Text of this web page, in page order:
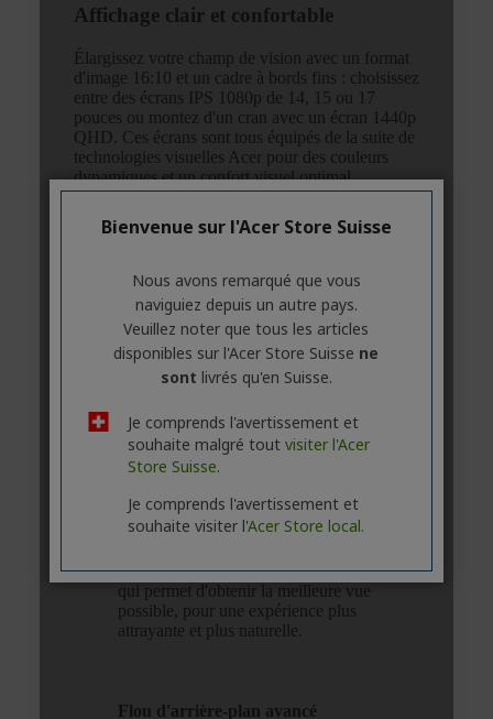
Bienvenue sur l'Acer Store Suisse
Nous avons remarqué que vous
naviguiez depuis un autre pays.
Veuillez noter que tous les articles
disponibles sur l'Acer Store Suisse ne
sont livrés qu'en Suisse.
Je comprends l'avertissement et
souhaite malgré tout visiter l'Acer
Store Suisse.
Je comprends l'avertissement et
souhaite visiter l'Acer Store local.